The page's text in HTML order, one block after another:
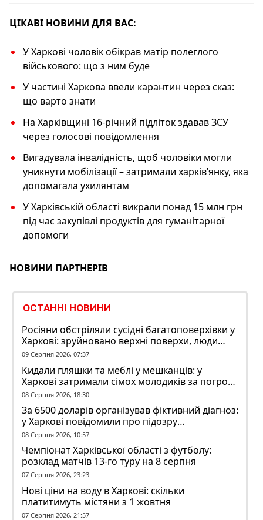
k
ЦІКАВІ НОВИНИ ДЛЯ ВАС:
У Харкові чоловік обікрав матір полеглого
військового: що з ним буде
У частині Харкова ввели карантин через сказ:
що варто знати
На Харківщині 16-річний підліток здавав ЗСУ
через голосові повідомлення
Вигадувала інвалідність, щоб чоловіки могли
уникнути мобілізації – затримали харківʼянку, яка
допомагала ухилянтам
У Харківській області викрали понад 15 млн грн
під час закупівлі продуктів для гуманітарної
допомоги
НОВИНИ ПАРТНЕРІВ
ОСТАННІ НОВИНИ
Росіяни обстріляли сусідні багатоповерхівки у
Харкові: зруйновано верхні поверхи, люди
заблоковані
09 Серпня 2026, 07:37
Кидали пляшки та меблі у мешканців: у
Харкові затримали сімох молодиків за погром
у гуртожитку
08 Серпня 2026, 18:30
За 6500 доларів організував фіктивний діагноз:
у Харкові повідомили про підозру
ексзавідувачу психлікарні
08 Серпня 2026, 10:57
Чемпіонат Харківської області з футболу:
розклад матчів 13-го туру на 8 серпня
07 Серпня 2026, 23:23
Нові ціни на воду в Харкові: скільки
платитимуть містяни з 1 жовтня
07 Серпня 2026, 21:57